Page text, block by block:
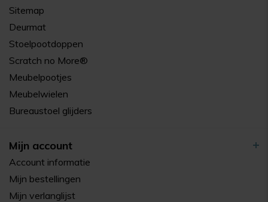
Sitemap
Deurmat
Stoelpootdoppen
Scratch no More®
Meubelpootjes
Meubelwielen
Bureaustoel glijders
Mijn account
Account informatie
Mijn bestellingen
Mijn verlanglijst